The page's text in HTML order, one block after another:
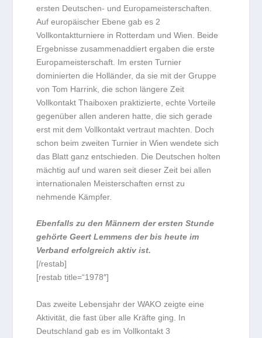
ersten Deutschen- und Europameisterschaften.
Auf europäischer Ebene gab es 2
Vollkontaktturniere in Rotterdam und Wien. Beide
Ergebnisse zusammenaddiert ergaben die erste
Europameisterschaft. Im ersten Turnier
dominierten die Holländer, da sie mit der Gruppe
von Tom Harrink, die schon längere Zeit
Vollkontakt Thaiboxen praktizierte, echte Vorteile
gegenüber allen anderen hatte, die sich gerade
erst mit dem Vollkontakt vertraut machten. Doch
schon beim zweiten Turnier in Wien wendete sich
das Blatt ganz entschieden. Die Deutschen holten
mächtig auf und waren seit dieser Zeit bei allen
internationalen Meisterschaften ernst zu
nehmende Kämpfer.
Ebenfalls zu den Männern der ersten Stunde
gehörte Geert Lemmens der bis heute im
Verband erfolgreich aktiv ist.
[/restab]
[restab title=“1978″]
Das zweite Lebensjahr der WAKO zeigte eine
Aktivität, die fast über alle Kräfte ging. In
Deutschland gab es im Vollkontakt 3